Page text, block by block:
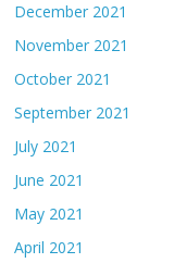
December 2021
November 2021
October 2021
September 2021
July 2021
June 2021
May 2021
April 2021